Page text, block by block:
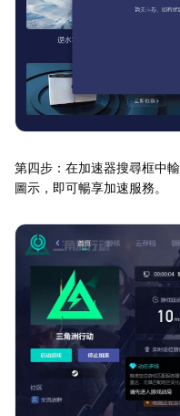
第四步：在加速器搜尋框中
圖示，即可暢享加速服務。